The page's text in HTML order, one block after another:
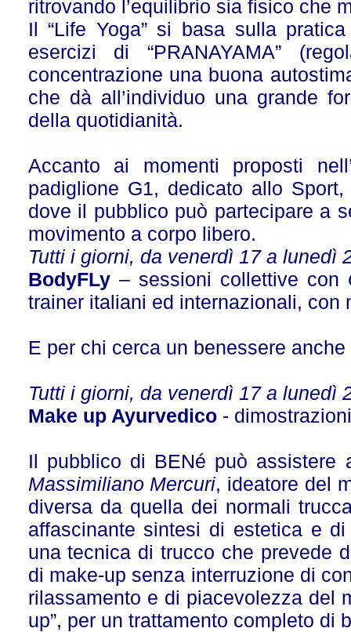
ritrovando l’equilibrio sia fisico che
Il “Life Yoga” si basa sulla
esercizi di “PRANAYAMA”
concentrazione una buona
che dà all’individuo una grande
della quotidianità.
Accanto ai momenti proposti
padiglione G1, dedicato allo
dove il pubblico può partecipare a
movimento a corpo libero.
Tutti i giorni, da venerdì 17 a lunedì
BodyFLy– sessioni collettive con
trainer italiani ed internazionali, con
E per chi cerca un benessere
Tutti i giorni, da venerdì 17 a lunedì
Make up Ayurvedico- dimostrazioni
Il pubblico di BENé può assistere
Massimiliano Mercuri, ideatore del
diversa da quella dei normali
affascinante sintesi di estetica e
una tecnica di trucco che prevede
di make-up senza interruzione di
rilassamento e di piacevolezza del
up”, per un trattamento completo di